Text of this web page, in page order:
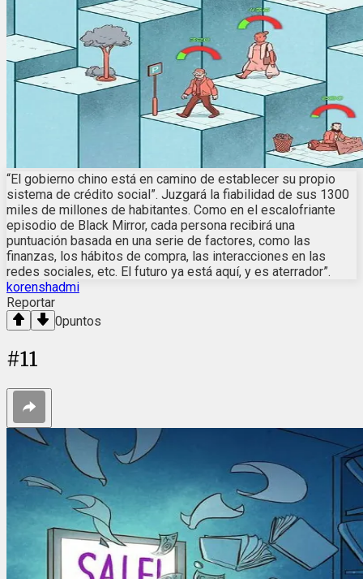
“El gobierno chino está en camino de establecer su propio
sistema de crédito social”. Juzgará la fiabilidad de sus 1300
miles de millones de habitantes. Como en el escalofriante
episodio de Black Mirror, cada persona recibirá una
puntuación basada en una serie de factores, como las
finanzas, los hábitos de compra, las interacciones en las
redes sociales, etc. El futuro ya está aquí, y es aterrador”.
korenshadmi
Reportar
0puntos
#11